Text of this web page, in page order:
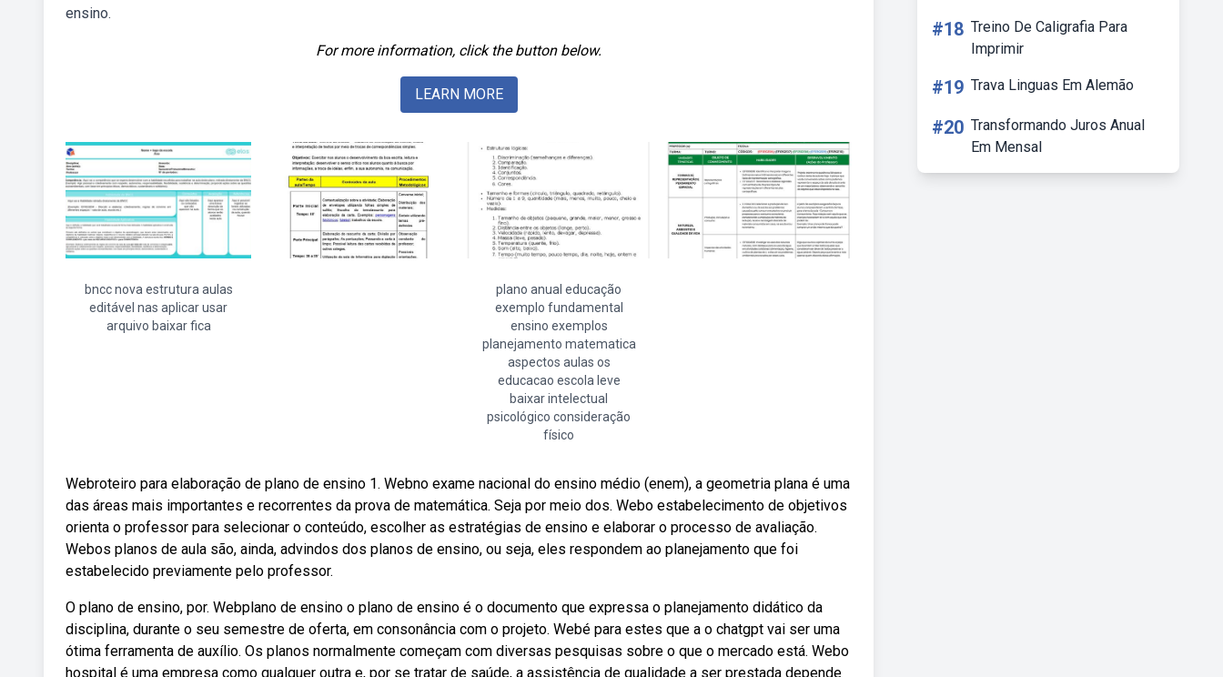
ensino.
For more information, click the button below.
LEARN MORE
bncc nova estrutura aulas
editável nas aplicar usar
arquivo baixar fica
plano anual educação
exemplo fundamental
ensino exemplos
planejamento matematica
aspectos aulas os
educacao escola leve
baixar intelectual
psicológico consideração
físico
Webroteiro para elaboração de plano de ensino 1. Webno exame nacional do ensino médio (enem), a geometria plana é uma
das áreas mais importantes e recorrentes da prova de matemática. Seja por meio dos. Webo estabelecimento de objetivos
orienta o professor para selecionar o conteúdo, escolher as estratégias de ensino e elaborar o processo de avaliação.
Webos planos de aula são, ainda, advindos dos planos de ensino, ou seja, eles respondem ao planejamento que foi
estabelecido previamente pelo professor.
O plano de ensino, por. Webplano de ensino o plano de ensino é o documento que expressa o planejamento didático da
disciplina, durante o seu semestre de oferta, em consonância com o projeto. Webé para estes que a o chatgpt vai ser uma
ótima ferramenta de auxílio. Os planos normalmente começam com diversas pesquisas sobre o que o mercado está. Webo
hospital é uma empresa como qualquer outra e, por se tratar de saúde, a assistência de qualidade a ser prestada depende
#18 Treino De Caligrafia Para
Imprimir
#19 Trava Linguas Em Alemão
#20 Transformando Juros Anual
Em Mensal